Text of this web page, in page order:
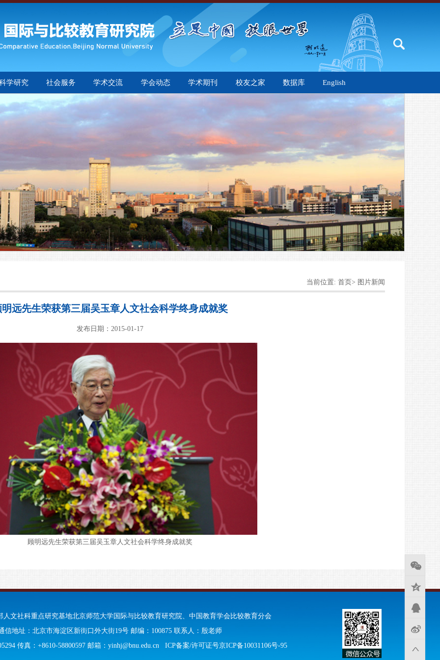
学研究 社会服务 学术交流 学会动态 学术期刊 校友之家 数据库 English
当前位置: 首页> 图片新闻
明远先生荣获第三届吴玉章人文社会科学终身成就奖
发布日期：2015-01-17
顾明远先生荣获第三届吴玉章人文社会科学终身成就奖
人文社科重点研究基地北京师范大学国际与比较教育研究院、中国教育学会比较教育分会
信地址：北京市海淀区新街口外大街19号 邮编：100875 联系人：殷老师
传真：+8610-58800597 邮箱：yinhj@bnu.edu.cn ICP备案/许可证号京ICP备10031106号-95